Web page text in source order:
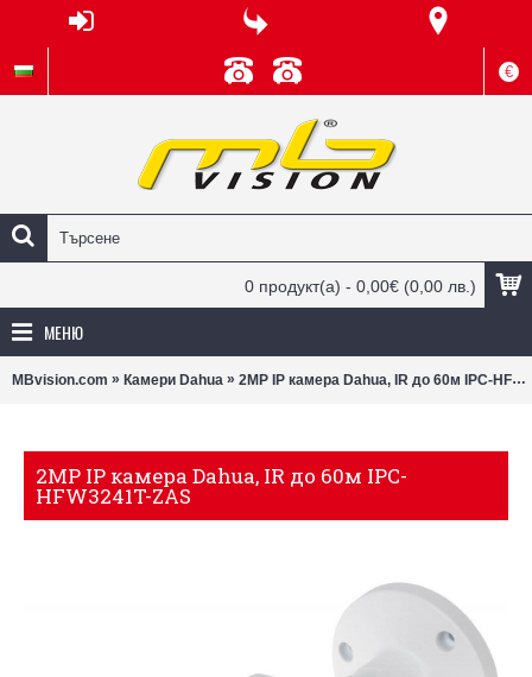
€
0 продукт(а) - 0,00€ (0,00 лв.)
МЕНЮ
MBvision.com » Камери Dahua » 2MP IP камера Dahua, IR до 60м IPC-HFW3241T-ZAS
2MP IP камера Dahua, IR до 60м IPC-
HFW3241T-ZAS